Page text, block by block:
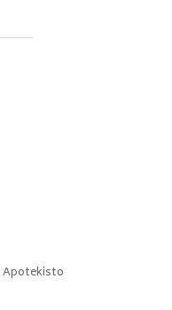
Apotekisto